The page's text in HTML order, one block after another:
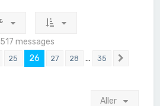
517 messages
25 26 27 28 … 35
Aller